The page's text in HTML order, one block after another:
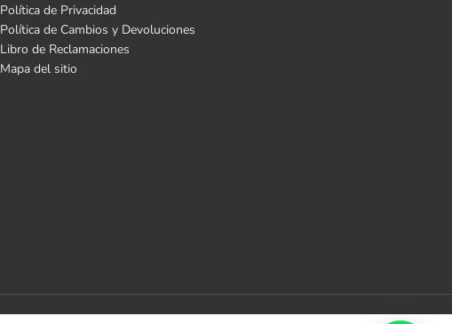
Política de Privacidad
Política de Cambios y Devoluciones
Libro de Reclamaciones
Mapa del sitio